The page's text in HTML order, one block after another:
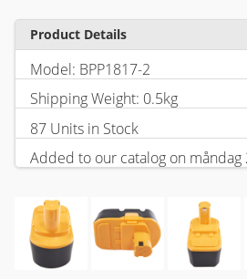
Product Details
Model: BPP1817-2
Shipping Weight: 0.5kg
87 Units in Stock
Added to our catalog on måndag